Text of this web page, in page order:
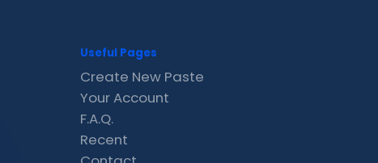
Useful Pages
Create New Paste
Your Account
F.A.Q.
Recent